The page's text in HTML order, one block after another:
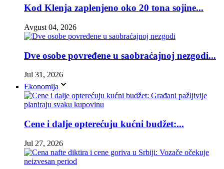
Kod Klenja zaplenjeno oko 20 tona sojine...
Avgust 04, 2026
Dve osobe povređene u saobraćajnoj nezgodi...
Jul 31, 2026
Ekonomija
Cene i dalje opterećuju kućni budžet:...
Jul 27, 2026